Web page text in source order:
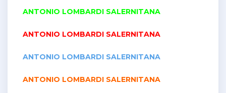
ANTONIO LOMBARDI SALERNITANA
ANTONIO LOMBARDI SALERNITANA
ANTONIO LOMBARDI SALERNITANA
ANTONIO LOMBARDI SALERNITANA